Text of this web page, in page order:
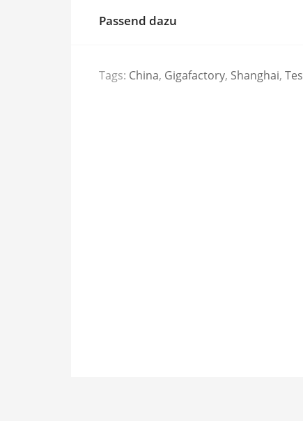
Passend dazu
Tags: China, Gigafactory, Shanghai,